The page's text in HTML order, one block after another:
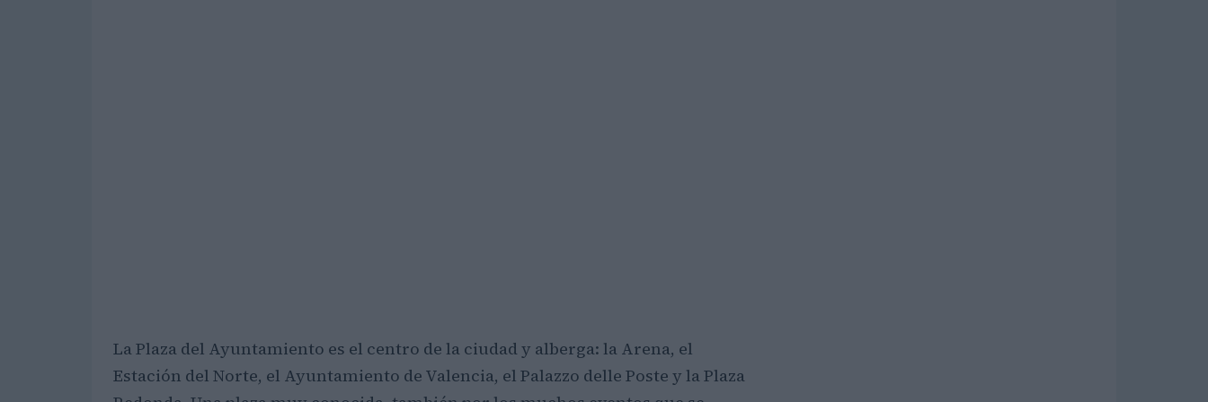
La Plaza del Ayuntamiento es el centro de la ciudad y alberga: la Arena, el
Estación del Norte, el Ayuntamiento de Valencia, el Palazzo delle Poste y la Plaza